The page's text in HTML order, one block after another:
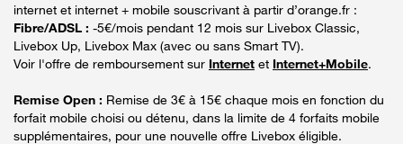
internet et internet + mobile souscrivant à partir d’orange.fr :
Fibre/ADSL : -5€/mois pendant 12 mois sur Livebox Classic,
Livebox Up, Livebox Max (avec ou sans Smart TV).
Voir l'offre de remboursement sur Internet et Internet+Mobile.
Remise Open : Remise de 3€ à 15€ chaque mois en fonction du
forfait mobile choisi ou détenu, dans la limite de 4 forfaits mobile
supplémentaires, pour une nouvelle offre Livebox éligible.